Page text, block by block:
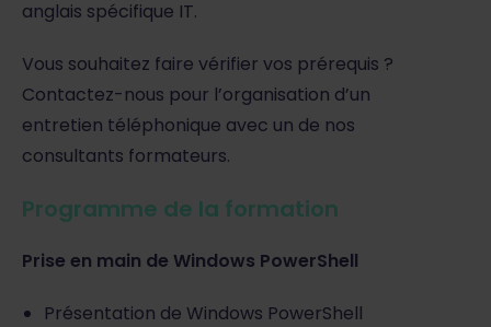
anglais spécifique IT.
Vous souhaitez faire vérifier vos prérequis ?
Contactez-nous pour l’organisation d’un
entretien téléphonique avec un de nos
consultants formateurs.
Programme de la formation
Prise en main de Windows PowerShell
Présentation de Windows PowerShell